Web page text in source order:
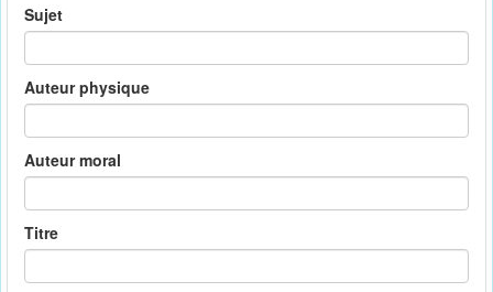
Sujet
Auteur physique
Auteur moral
Titre